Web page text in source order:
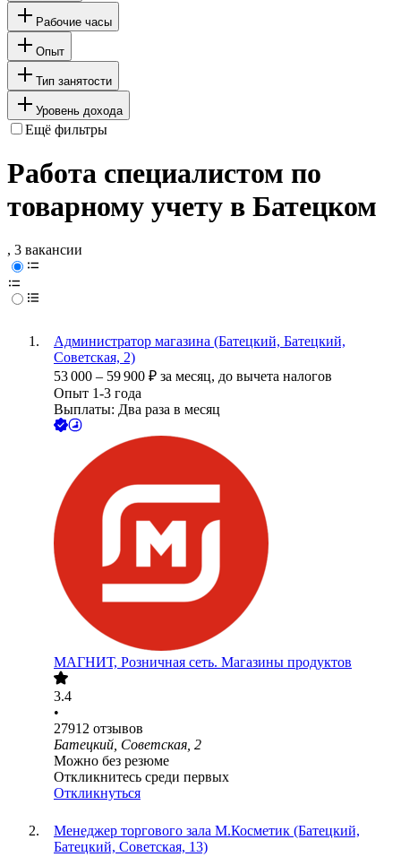
Рабочие часы
Опыт
Тип занятости
Уровень дохода
Ещё фильтры
Работа специалистом по
товарному учету в Батецком
, 3 вакансии
Администратор магазина (Батецкий, Батецкий,
Советская, 2)
53 000 – 59 900 ₽ за месяц, до вычета налогов
Опыт 1-3 года
Выплаты: Два раза в месяц
МАГНИТ, Розничная сеть. Магазины продуктов
3.4
•
27912 отзывов
Батецкий, Советская, 2
Можно без резюме
Откликнитесь среди первых
Откликнуться
Менеджер торгового зала М.Косметик (Батецкий,
Батецкий, Советская, 13)